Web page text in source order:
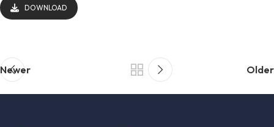
DOWNLOAD
Newer Older